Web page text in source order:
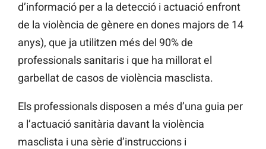
d’informació per a la detecció i actuació enfront
de la violència de gènere en dones majors de 14
anys), que ja utilitzen més del 90% de
professionals sanitaris i que ha millorat el
garbellat de casos de violència masclista.
Els professionals disposen a més d’una guia per
a l’actuació sanitària davant la violència
masclista i una sèrie d’instruccions i